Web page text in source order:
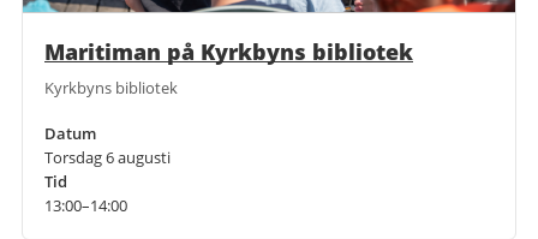
Maritiman på Kyrkbyns bibliotek
Kyrkbyns bibliotek
Datum
Torsdag 6 augusti
Tid
13:00–14:00